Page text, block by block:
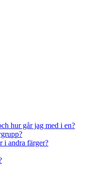
hur går jag med i en?
i andra färger?